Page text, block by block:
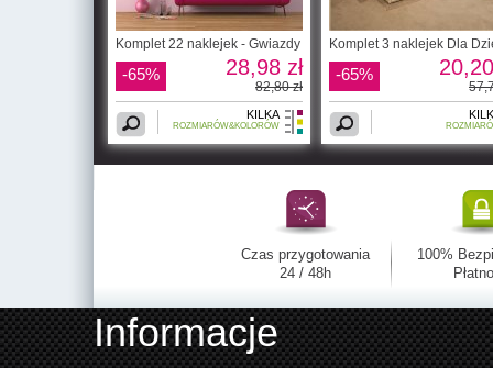
Komplet 22 naklejek - Gwiazdy
-65% 28,98 zł
82,80 zł
KILKA
ROZMIARÓW&KOLORÓW
Komplet 3 naklejek Dla
-65%
Czas przygotowania
24 / 48h
100%
Informacje